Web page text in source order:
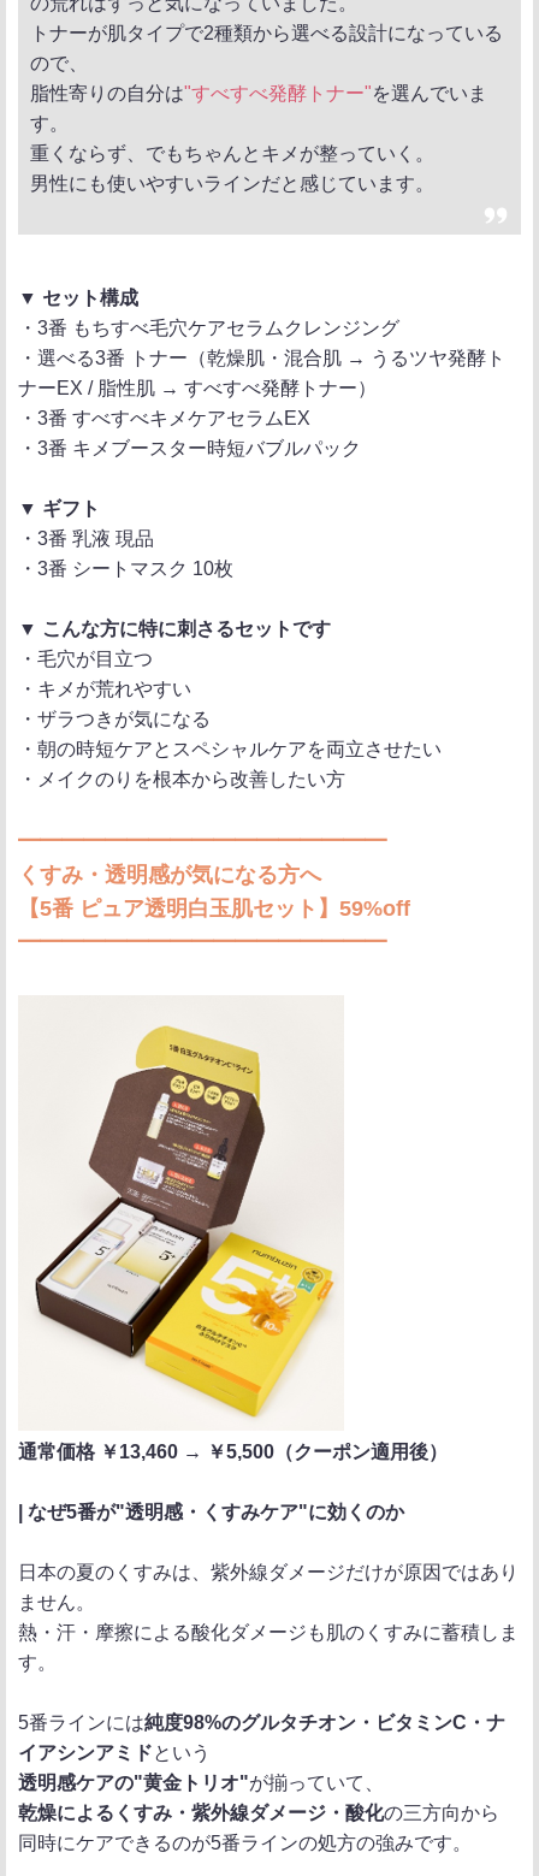
トナーが肌タイプで2種類から選べる設計になっている
ので、
脂性寄りの自分は"すべすべ発酵トナー"を選んでいま
す。
重くならず、でもちゃんとキメが整っていく。
男性にも使いやすいラインだと感じています。
▼ セット構成
・3番 もちすべ毛穴ケアセラムクレンジング
・選べる3番 トナー（乾燥肌・混合肌 → うるツヤ発酵ト
ナーEX / 脂性肌 → すべすべ発酵トナー）
・3番 すべすべキメケアセラムEX
・3番 キメブースター時短バブルパック
▼ ギフト
・3番 乳液 現品
・3番 シートマスク 10枚
▼ こんな方に特に刺さるセットです
・毛穴が目立つ
・キメが荒れやすい
・ザラつきが気になる
・朝の時短ケアとスペシャルケアを両立させたい
・メイクのりを根本から改善したい方
━━━━━━━━━━━━━━━━━
くすみ・透明感が気になる方へ
【5番 ピュア透明白玉肌セット】59%off
━━━━━━━━━━━━━━━━━
通常価格 ￥13,460 → ￥5,500（クーポン適用後）
| なぜ5番が"透明感・くすみケア"に効くのか
日本の夏のくすみは、紫外線ダメージだけが原因ではあり
ません。
熱・汗・摩擦による酸化ダメージも肌のくすみに蓄積しま
す。
5番ラインには純度98%のグルタチオン・ビタミンC・ナ
イアシンアミドという
透明感ケアの"黄金トリオ"が揃っていて、
乾燥によるくすみ・紫外線ダメージ・酸化の三方向から
同時にケアできるのが5番ラインの処方の強みです。